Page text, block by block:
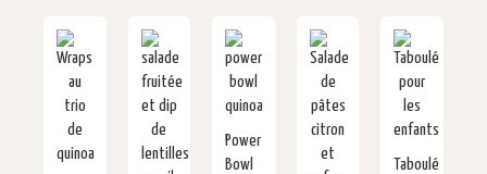
Power
Bowl
Taboulé